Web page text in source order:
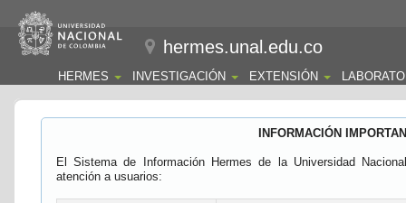
hermes.unal.edu.co
HERMES INVESTIGACIÓN EXTENSIÓN
INFORMACIÓN
El Sistema de Información Hermes de la Universidad
atención a usuarios: